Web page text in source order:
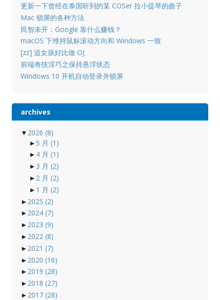
更新一下曾经在泰国听到的某 COSer 拉小提琴的曲子
Mac 锁屏的各种方法
民智未开：Google 靠什么赚钱？
macOS 下维持鼠标滚动方向和 Windows 一致
[zz] 追女孩好比做 OJ
前端奇技淫巧之保持悬浮状态
Windows 10 开机自动登录并锁屏
archives
▼ 2026 (8)
► 5 月 (1)
► 4 月 (1)
► 3 月 (2)
► 2 月 (2)
► 1 月 (2)
► 2025 (2)
► 2024 (7)
► 2023 (9)
► 2022 (8)
► 2021 (7)
► 2020 (16)
► 2019 (28)
► 2018 (27)
► 2017 (28)